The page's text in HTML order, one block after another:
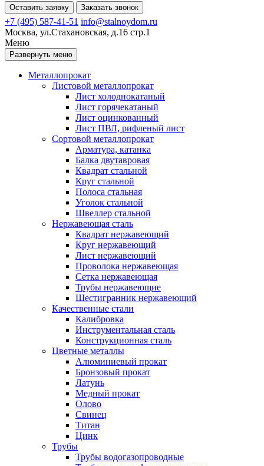
Оставить заявку Заказать звонок
+7 (495) 587-41-51 info@stalnoydom.ru
Москва, ул.Стахановская, д.16 стр.1
Меню
Развернуть меню
Металлопрокат
Листовой металлопрокат
Лист холоднокатаный
Лист горячекатаный
Лист оцинкованный
Лист ПВЛ, рифленый лист
Сортовой металлопрокат
Арматура, катанка
Балка двутавровая
Квадрат стальной
Круг стальной
Полоса стальная
Уголок стальной
Швеллер стальной
Нержавеющая сталь
Квадрат нержавеющий
Круг нержавеющий
Лист нержавеющий
Проволока нержавеющая
Сетка нержавеющая
Трубы нержавеющие
Шестигранник нержавеющий
Качественные стали
Калибровка
Инструментальная сталь
Конструкционная сталь
Цветные металлы
Алюминиевый прокат
Бронзовый прокат
Латунь
Медный прокат
Олово
Свинец
Титан
Цинк
Трубы
Трубы водогазопроводные